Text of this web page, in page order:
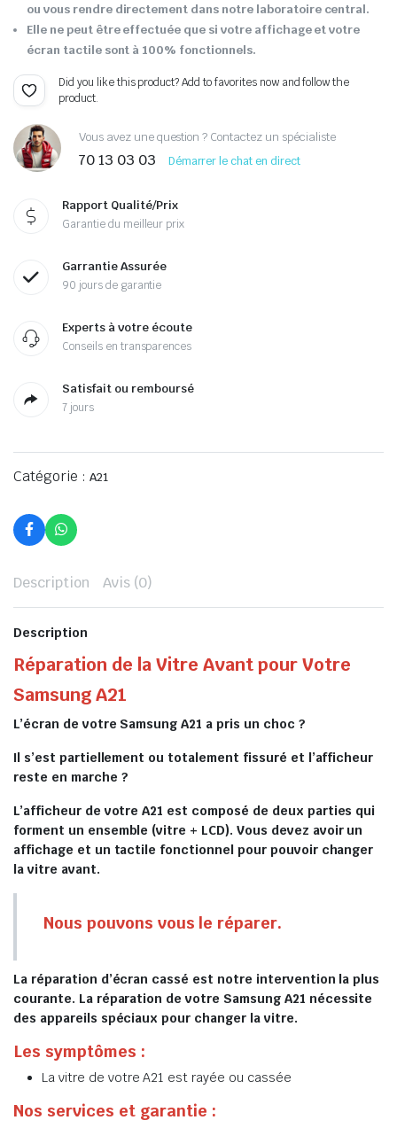
ou vous rendre directement dans notre laboratoire central.
Elle ne peut être effectuée que si votre affichage et votre
écran tactile sont à 100% fonctionnels.
Did you like this product? Add to favorites now and follow the
product.
Vous avez une question ? Contactez un spécialiste
70 13 03 03 Démarrer le chat en direct
Rapport Qualité/Prix
Garantie du meilleur prix
Garrantie Assurée
90 jours de garantie
Experts à votre écoute
Conseils en transparences
Satisfait ou remboursé
7 jours
Catégorie : A21
Description Avis (0)
Description
Réparation de la Vitre Avant pour Votre
Samsung A21
L’écran de votre Samsung A21 a pris un choc ?
Il s’est partiellement ou totalement fissuré et l’afficheur
reste en marche ?
L’afficheur de votre A21 est composé de deux parties qui
forment un ensemble (vitre + LCD). Vous devez avoir un
affichage et un tactile fonctionnel pour pouvoir changer
la vitre avant.
Nous pouvons vous le réparer.
La réparation d’écran cassé est notre intervention la plus
courante. La réparation de votre Samsung A21 nécessite
des appareils spéciaux pour changer la vitre.
Les symptômes :
La vitre de votre A21 est rayée ou cassée
Nos services et garantie :